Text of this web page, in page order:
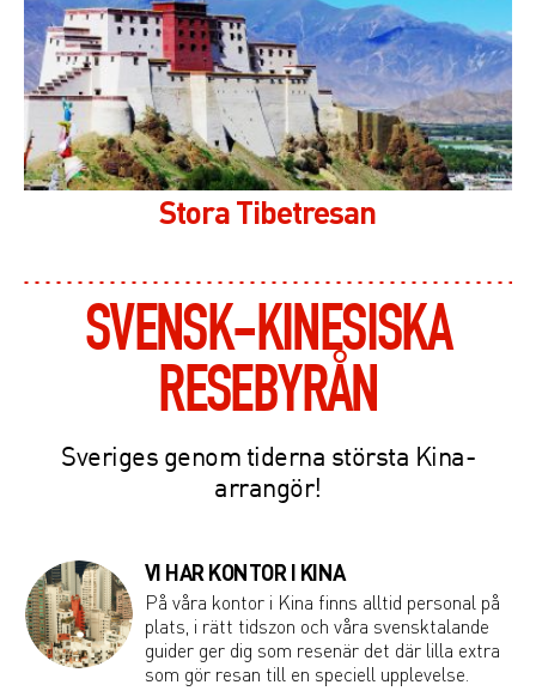
Stora Tibetresan
SVENSK-KINESISKA
RESEBYRÅN
Sveriges genom tiderna största Kina-
arrangör!
VI HAR KONTOR I KINA
På våra kontor i Kina finns alltid personal på
plats, i rätt tidszon och våra svensktalande
guider ger dig som resenär det där lilla extra
som gör resan till en speciell upplevelse.